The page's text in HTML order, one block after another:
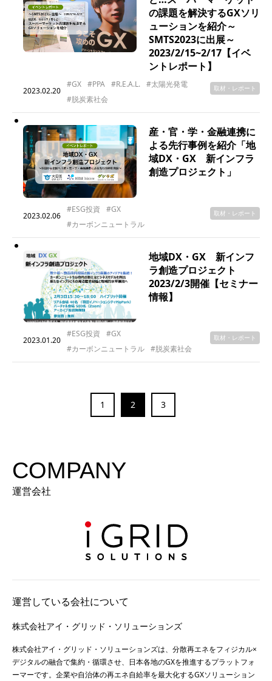
の課題を解決するGXソリ
ューションを紹介～
SMTS2023に出展～
2023/2/15~2/17【イベ
ントレポート】
2023.02.20
#GX #PPA #R.E.A.L.
#太陽光発電
#脱炭素社会
取材・レポート
産・官・学・金融連携に
よる先行事例を紹介「地
域DX・GX 新インフラ
創造プロジェクト」
2023.02.06
#ESG投資
#GX
#カーボンニュートラル
取材・レポート
地域DX・GX 新インフ
ラ創造プロジェクト
2023/2/3開催【セミナー
情報】
2023.01.20
#ESG投資
#GX
#カーボンニュートラル
#脱炭素社会
取材・レポート
1 2 3
COMPANY
運営会社
運営している会社について
株式会社アイ・グリッド・ソリューションズ
株式会社アイ・グリッド・ソリューションズは、分散再エネをフィジカル×
デジタルの融合で集約・循環させ、日本各地のGXを推進するプラットフォ
ーマーです。企業や自治体の再エネ自給率を最大化するGXソリューション